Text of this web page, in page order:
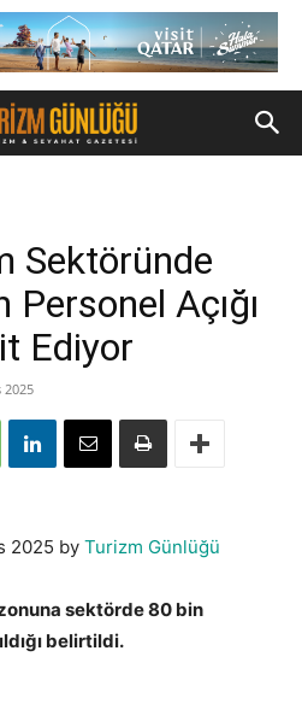
Sektöründe
Açığı
Ediyor
2025
2025 by Turizm Günlüğü
sektörde 80 bin
belirtildi.